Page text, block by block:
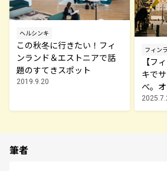
ヘルシンキ
この秋冬に行きたい！フィ
ンランド＆エストニアで話
題のすてきスポット
2019.9.20
フィン
【フ
キで
べ。
ト・
介！
筆者